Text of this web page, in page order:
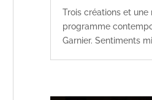
Trois créations et une
programme
Garnier. Sentiments